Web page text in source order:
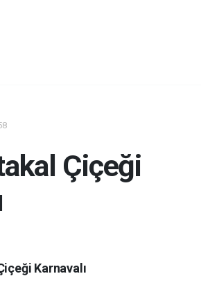
Çiçeği
Karnavalı